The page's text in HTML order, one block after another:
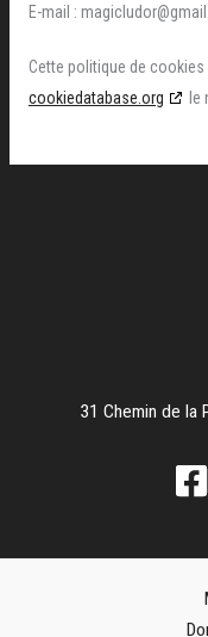
E-mail : magicludor@
Cette politique de
cookiedatabase.org
le
31 Chemin de la